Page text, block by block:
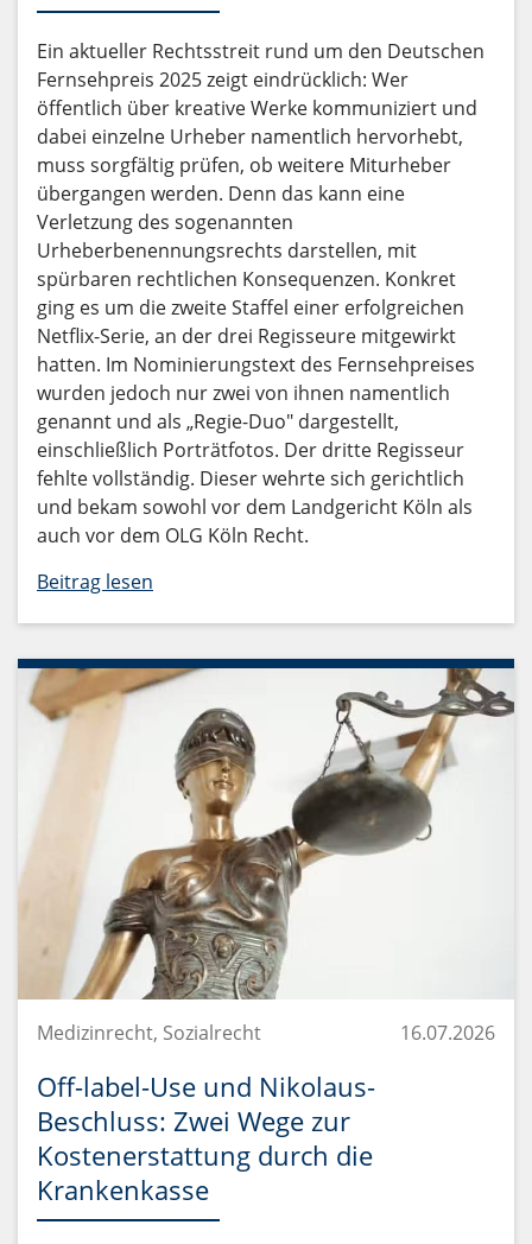
Ein aktueller Rechtsstreit rund um den Deutschen
Fernsehpreis 2025 zeigt eindrücklich: Wer
öffentlich über kreative Werke kommuniziert und
dabei einzelne Urheber namentlich hervorhebt,
muss sorgfältig prüfen, ob weitere Miturheber
übergangen werden. Denn das kann eine
Verletzung des sogenannten
Urheberbenennungsrechts darstellen, mit
spürbaren rechtlichen Konsequenzen. Konkret
ging es um die zweite Staffel einer erfolgreichen
Netflix-Serie, an der drei Regisseure mitgewirkt
hatten. Im Nominierungstext des Fernsehpreises
wurden jedoch nur zwei von ihnen namentlich
genannt und als „Regie-Duo" dargestellt,
einschließlich Porträtfotos. Der dritte Regisseur
fehlte vollständig. Dieser wehrte sich gerichtlich
und bekam sowohl vor dem Landgericht Köln als
auch vor dem OLG Köln Recht.
Beitrag lesen
Medizinrecht, Sozialrecht 16.07.2026
Off-label-Use und Nikolaus-
Beschluss: Zwei Wege zur
Kostenerstattung durch die
Krankenkasse